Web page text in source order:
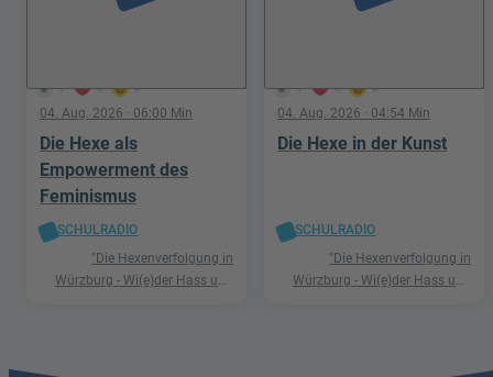
1 0 0
04. Aug. 2026 · 06:00 Min
Die Hexe als
Empowerment des
Feminismus
SCHULRADIO
"Die Hexenverfolgung in
Würzburg - Wi(e)der Hass und
1 0 0
04. Aug. 2026 · 04:54 Min
Die Hexe in der Kunst
SCHULRADIO
"Die Hexenverfolgung in
Würzburg - Wi(e)der Hass und